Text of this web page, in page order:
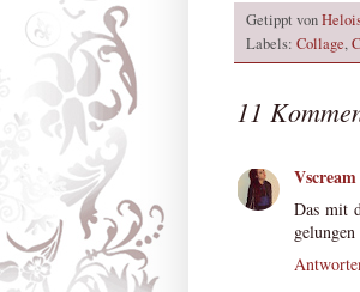
Getippt von
Labels: Collage,
11
Vscream
Das mit